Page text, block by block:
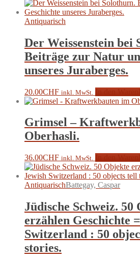
Antiquarisch
Der Weissenstein bei
Beiträge zur Natur
unseres Juraberges.
20.00CHF inkl. MwSt.
Grimsel –
Oberhasli.
36.00CHF inkl. MwSt.
AntiquarischBattegay, Caspar
Jüdische Schweiz. 50
erzählen Geschichte
Switzerland : 50
stories.